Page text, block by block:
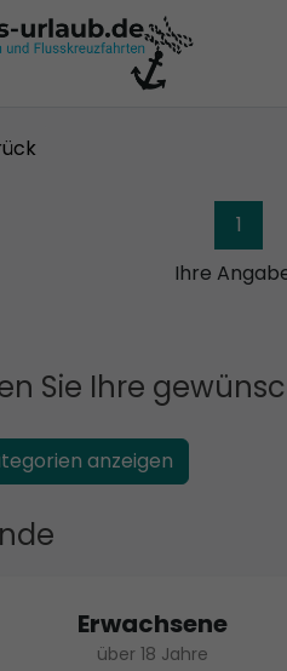
1
Ihre
Sie Ihre
anzeigen
Erwachsene
über 18 Jahre